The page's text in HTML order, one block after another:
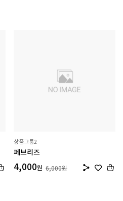
상품그룹2
페브리즈
4,000원 6,000원